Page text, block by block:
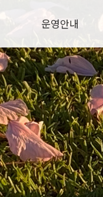
운영안내